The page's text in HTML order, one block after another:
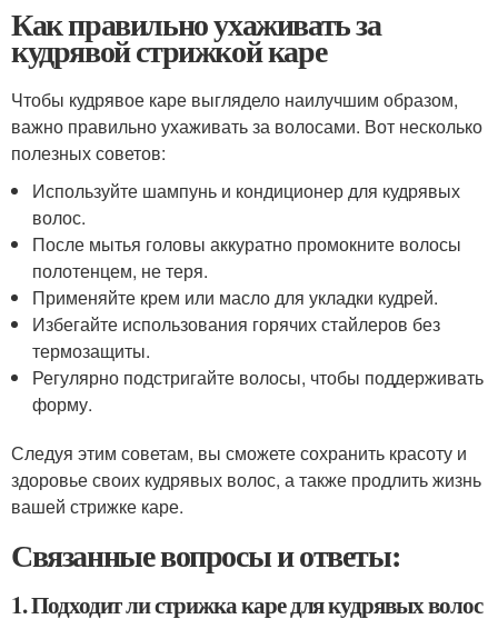
Как правильно ухаживать за
кудрявой стрижкой каре
Чтобы кудрявое каре выглядело наилучшим образом,
важно правильно ухаживать за волосами. Вот несколько
полезных советов:
Используйте шампунь и кондиционер для кудрявых
волос.
После мытья головы аккуратно промокните волосы
полотенцем, не теря.
Применяйте крем или масло для укладки кудрей.
Избегайте использования горячих стайлеров без
термозащиты.
Регулярно подстригайте волосы, чтобы поддерживать
форму.
Следуя этим советам, вы сможете сохранить красоту и
здоровье своих кудрявых волос, а также продлить жизнь
вашей стрижке каре.
Связанные вопросы и ответы:
1. Подходит ли стрижка каре для кудрявых волос